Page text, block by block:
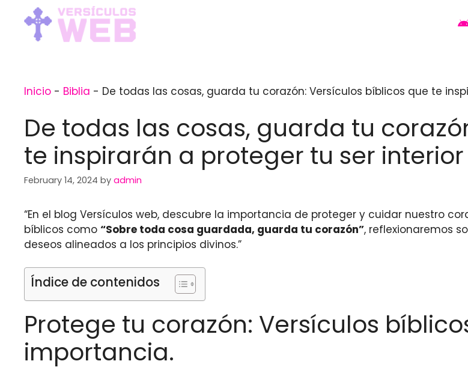
content
Inicio - Biblia - De todas las cosas, guarda tu corazón: Versículos bíblicos que te
De todas las cosas, guarda tu
te inspirarán a proteger tu ser interior
February 14, 2024 by admin
“En el blog Versículos web, descubre la importancia de proteger y cuidar nuestro
bíblicos como “Sobre toda cosa guardada, guarda tu corazón”, reflexionaremos
deseos alineados a los principios divinos.”
Índice de contenidos
Protege tu corazón: Versículos
importancia.